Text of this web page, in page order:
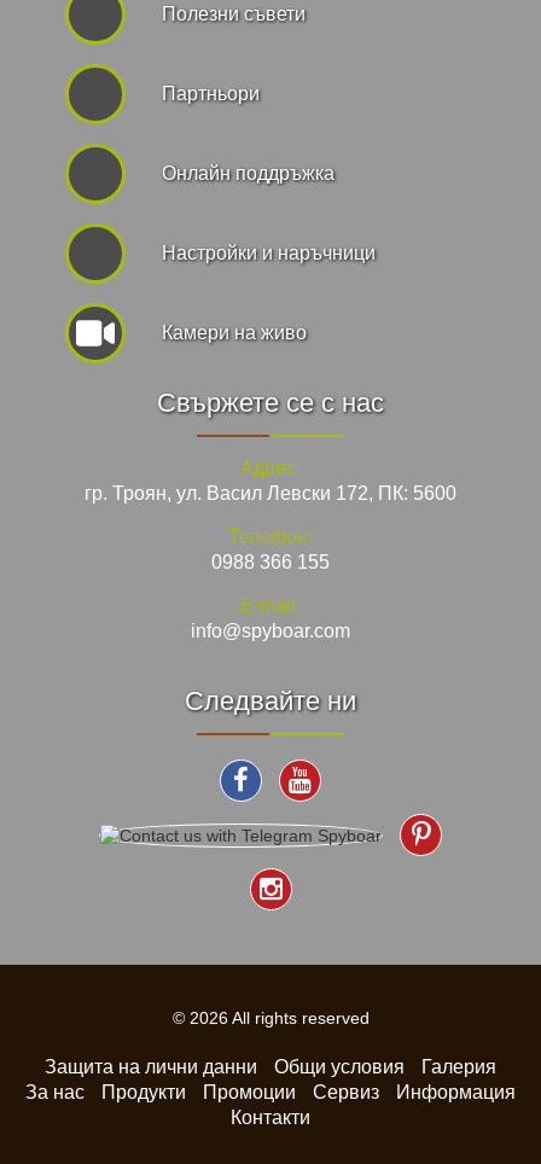
Полезни съвети
Партньори
Онлайн поддръжка
Hастройки и наръчници
Камери на живо
Свържете се с нас
Адрес:
гр. Троян, ул. Васил Левски 172, ПК: 5600
Телефон:
0988 366 155
E-mail:
info@spyboar.com
Следвайте ни
© 2026 All rights reserved
Защита на лични данни Общи условия
Галерия
За нас
Продукти Промоции Сервиз
Информация
Контакти